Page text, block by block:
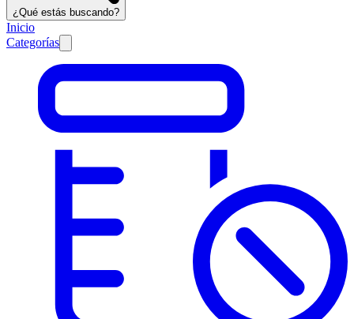
¿Qué estás buscando?
Inicio
Categorías